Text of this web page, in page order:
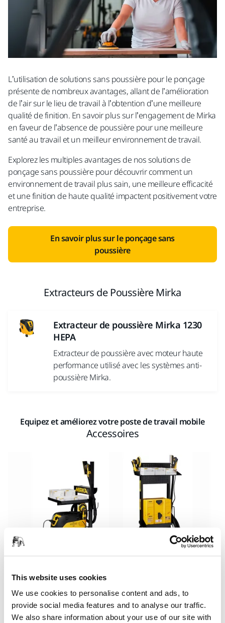
This website uses cookies
We use cookies to personalise content and ads, to
provide social media features and to analyse our traffic.
We also share information about your use of our site with
L’utilisation de solutions sans poussière pour le ponçage
présente de nombreux avantages, allant de l’amélioration
de l’air sur le lieu de travail à l’obtention d’une meilleure
qualité de finition. En savoir plus sur l’engagement de Mirka
en faveur de l’absence de poussière pour une meilleure
santé au travail et un meilleur environnement de travail.
Explorez les multiples avantages de nos solutions de
ponçage sans poussière pour découvrir comment un
environnement de travail plus sain, une meilleure efficacité
et une finition de haute qualité impactent positivement votre
entreprise.
En savoir plus sur le ponçage sans
poussière
Extracteurs de Poussière Mirka
Extracteur de poussière Mirka 1230
HEPA
Extracteur de poussière avec moteur haute
performance utilisé avec les systèmes anti-
poussière Mirka.
Equipez et améliorez votre poste de travail mobile
Accessoires
Grâce aux accessoires Mirka, vous pouvez construire et
améliorer un poste de travail autour de votre extracteur de
poussière Mirka. Choisissez les supports et autres